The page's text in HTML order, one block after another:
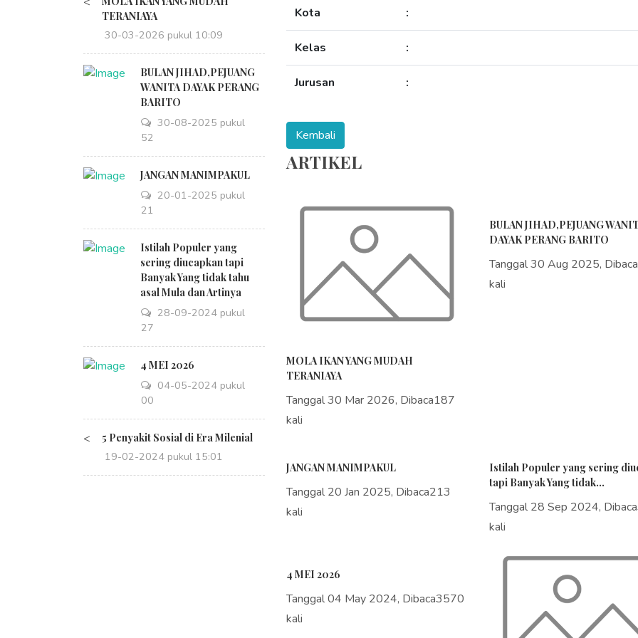
TERANIAYA
30-03-2026 pukul 10:09
BULAN JIHAD,PEJUANG
WANITA DAYAK PERANG
BARITO
30-08-2025 pukul
18:52
JANGAN MANIMPAKUL
20-01-2025 pukul
09:21
Istilah Populer yang
sering diucapkan tapi
Banyak Yang tidak tahu
asal Mula dan Artinya
28-09-2024 pukul
14:27
4 MEI 2026
04-05-2024 pukul
08:00
< 5 Penyakit Sosial di Era Milenial
19-02-2024 pukul 15:01
Kota :
Kelas :
Jurusan :
ARTIKEL
MOLA IKAN YANG MUDAH
TERANIAYA
Tanggal 30 Mar 2026, Dibaca187
kali
BULAN JIHAD,PEJUANG
DAYAK PERANG BARITO
Tanggal 30 Aug 2025,
kali
JANGAN MANIMPAKUL
Tanggal 20 Jan 2025, Dibaca213
kali
Istilah Populer yang sering
tapi Banyak Yang tidak...
Tanggal 28 Sep 2024,
kali
4 MEI 2026
Tanggal 04 May 2024, Dibaca3570
kali